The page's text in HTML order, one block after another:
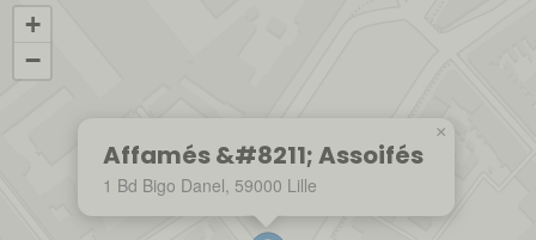
Affamés &#8211; Assoifés
1 Bd Bigo Danel, 59000 Lille
×
+
−